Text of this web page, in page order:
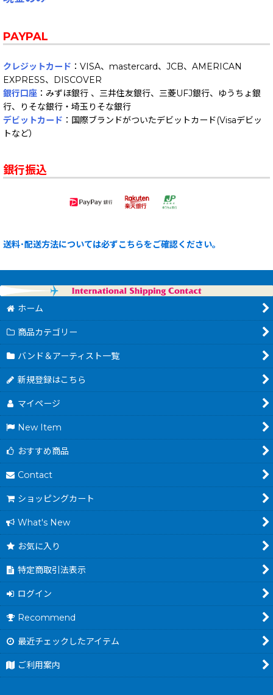
PAYPAL
クレジットカード ：VISA、mastercard、JCB、AMERICAN
EXPRESS、DISCOVER
銀行口座 ：みずほ銀行 、三井住友銀行、三菱UFJ銀行、ゆうちょ銀
行、りそな銀行・埼玉りそな銀行
デビットカード ：国際ブランドがついたデビットカード(Visaデビッ
トなど）
銀行振込
送料･配送方法については必ずこちらをご確認ください。
ホーム
商品カテゴリー
バンド＆アーティスト一覧
新規登録はこちら
マイページ
New Item
おすすめ商品
Contact
ショッピングカート
What's New
お気に入り
特定商取引法表示
ログイン
Recommend
最近チェックしたアイテム
ご利用案内